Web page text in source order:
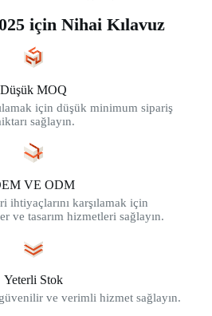
için Nihai Kılavuz
Düşük MOQ
için düşük minimum sipariş
sağlayın.
VE ODM
ihtiyaçlarını karşılamak için
ve tasarım hizmetleri sağlayın.
Yeterli Stok
ve verimli hizmet sağlayın.